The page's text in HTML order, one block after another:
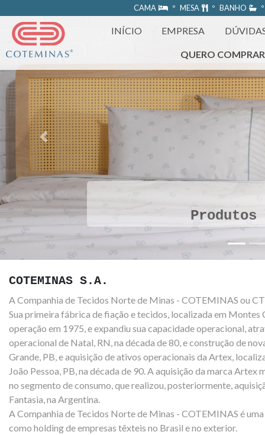
https://www.coteminas.com.br/desenv-web/htm11/
CAMA º MESA º BANHO
INÍCIO EMPRESA
QUERO COMPRAR
Produtos
Previous
COTEMINAS S.A.
A Companhia de Tecidos Norte de Minas - COTEMINAS ou
Sua primeira fábrica de fiação e tecidos, localizada em Montes
operação em 1975, e expandiu sua capacidade operacional,
operacional de Natal, RN, na década de 80, e construção de
Grande, PB, e aquisição de ativos operacionais da Artex,
João Pessoa, PB, na década de 90. A aquisição da marca Artex
no segmento de consumo, que realizou, posteriormente,
Fantasia, na Argentina.
A Companhia de Tecidos Norte de Minas - COTEMINAS é
como holding de empresas têxteis no Brasil e no exterior.